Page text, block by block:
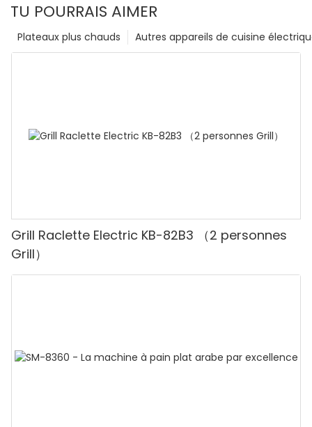
TU POURRAIS AIMER
Autres appareils de cuisine
Plateaux plus chauds
Grill Raclette Electric KB-82B3 （2 personnes
Grill）